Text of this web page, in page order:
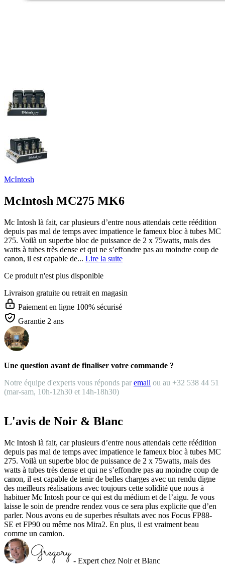
McIntosh
McIntosh MC275 MK6
Mc Intosh là fait, car plusieurs d’entre nous attendais cette réédition
depuis pas mal de temps avec impatience le fameux bloc à tubes MC
275. Voilà un superbe bloc de puissance de 2 x 75watts, mais des
watts à tubes très dense et qui ne s’effondre pas au moindre coup de
canon, il est capable de... Lire la suite
Ce produit n'est plus disponible
Livraison gratuite ou retrait en magasin
Paiement en ligne 100% sécurisé
Garantie 2 ans
Une question avant de finaliser votre commande ?
Notre équipe d'experts vous réponds par email ou au +32 538 44 51
(mar-sam, 10h-12h30 et 14h-18h30)
L'avis de Noir & Blanc
Mc Intosh là fait, car plusieurs d’entre nous attendais cette réédition
depuis pas mal de temps avec impatience le fameux bloc à tubes MC
275. Voilà un superbe bloc de puissance de 2 x 75watts, mais des
watts à tubes très dense et qui ne s’effondre pas au moindre coup de
canon, il est capable de tenir de belles charges avec un rendu digne
des meilleurs réalisations avec toujours cette solidité que nous à
habituer Mc Intosh pour ce qui est du médium et de l’aigu. Je vous
laisse le soin de prendre rendez vous ce sera plus explicite que d’en
parler. Nous avons eu de superbes résultats avec nos Focus FP88-
SE et FP90 ou même nos Mira2. En plus, il est vraiment beau
comme un camion.
- Expert chez Noir et Blanc